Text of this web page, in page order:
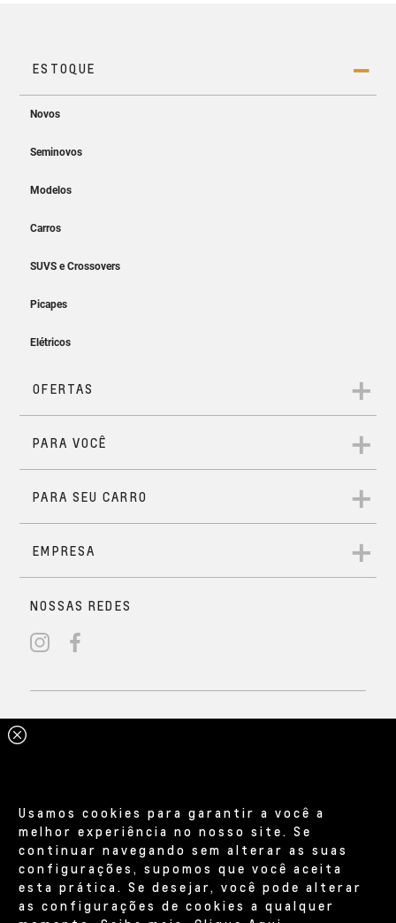
Usamos cookies para garantir a você a
melhor experiência no nosso site. Se
continuar navegando sem alterar as suas
configurações, supomos que você aceita
esta prática. Se desejar, você pode alterar
as configurações de cookies a qualquer